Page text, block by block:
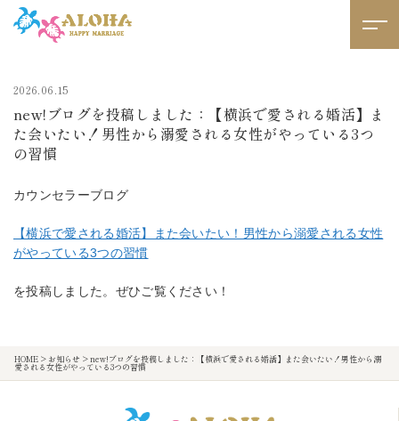
2026.06.15
new!ブログを投稿しました：【横浜で愛される婚活】ま
た会いたい！男性から溺愛される女性がやっている3つ
の習慣
カウンセラーブログ
【横浜で愛される婚活】また会いたい！男性から溺愛される女性
がやっている3つの習慣
を投稿しました。ぜひご覧ください！
HOME> お知らせ >new!ブログを投稿しました：【横浜で愛される婚活】また会いたい！男性から溺
愛される女性がやっている3つの習慣